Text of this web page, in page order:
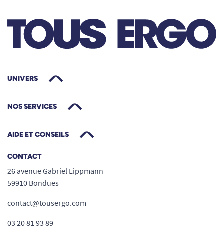
UNIVERS
NOS SERVICES
AIDE ET CONSEILS
CONTACT
26 avenue Gabriel Lippmann
59910 Bondues
contact@tousergo.com
03 20 81 93 89